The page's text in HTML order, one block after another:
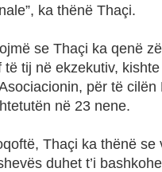
ka thënë Thaçi.
se Thaçi ka qenë
të tij në ekzekutiv,
për të
në 23 nene.
Thaçi ka thënë
duhet t’i